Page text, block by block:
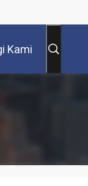
Kami